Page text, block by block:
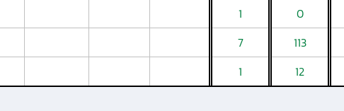
1 0
7 113
1 12